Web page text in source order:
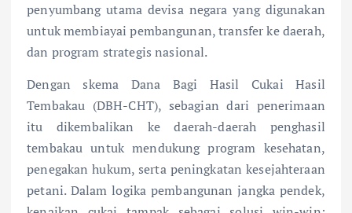
penyumbang utama devisa negara yang digunakan
untuk membiayai pembangunan, transfer ke daerah,
dan program strategis nasional.
Dengan skema Dana Bagi Hasil Cukai Hasil
Tembakau (DBH-CHT), sebagian dari penerimaan
itu dikembalikan ke daerah-daerah penghasil
tembakau untuk mendukung program kesehatan,
penegakan hukum, serta peningkatan kesejahteraan
petani. Dalam logika pembangunan jangka pendek,